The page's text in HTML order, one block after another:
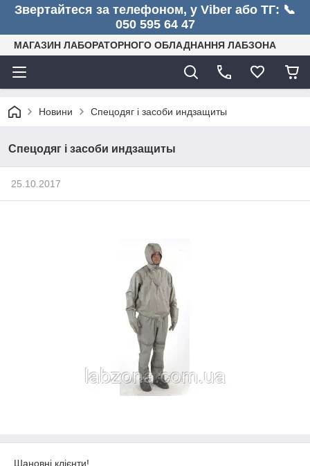
Звертайтеся за телефоном, у Viber або ТГ: 📞
050 595 64 47
МАГАЗИН ЛАБОРАТОРНОГО ОБЛАДНАННЯ ЛАБЗОНА
Новини Спецодяг і засоби индзащиты
Спецодяг і засоби индзащиты
25.10.2017
Шановні клієнти!